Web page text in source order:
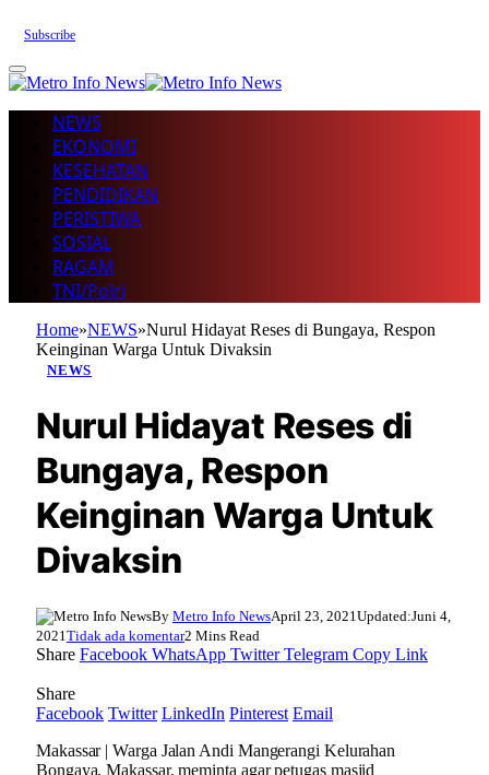
Subscribe
NEWS
EKONOMI
KESEHATAN
PENDIDIKAN
PERISTIWA
SOSIAL
RAGAM
TNI/Polri
Home»NEWS»Nurul Hidayat Reses di Bungaya, Respon
Keinginan Warga Untuk Divaksin
NEWS
Nurul Hidayat Reses di
Bungaya, Respon
Keinginan Warga Untuk
Divaksin
By Metro Info NewsApril 23, 2021 Updated:Juni 4,
2021 Tidak ada komentar2 Mins Read
Share Facebook WhatsApp Twitter Telegram Copy Link
Share
Facebook Twitter LinkedIn Pinterest Email
Makassar | Warga Jalan Andi Mangerangi Kelurahan
Bongaya, Makassar, meminta agar petugas masjid